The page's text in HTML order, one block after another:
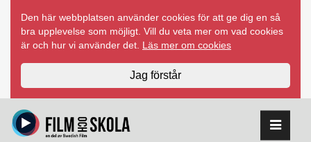
innehåll
Den här webbplatsen använder cookies för att ge dig en så
bra upplevelse som möjligt. Vill du veta mer om vad cookies
är och hur vi använder det. Läs mer om cookies
Jag förstår